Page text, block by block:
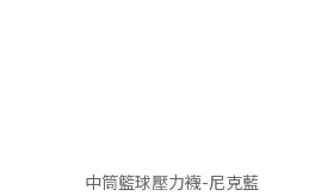
中筒籃球壓力襪-尼克藍